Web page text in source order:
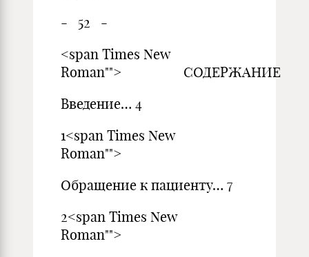
- 52 -
<span Times New
Roman""> СОДЕРЖАНИЕ
Введение… 4
1<span Times New
Roman"">
Обращение к пациенту… 7
2<span Times New
Roman"">